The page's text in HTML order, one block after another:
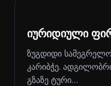
იურიდიული
ზუგდიდი
კარიბჭე.
გზაზე ტური…